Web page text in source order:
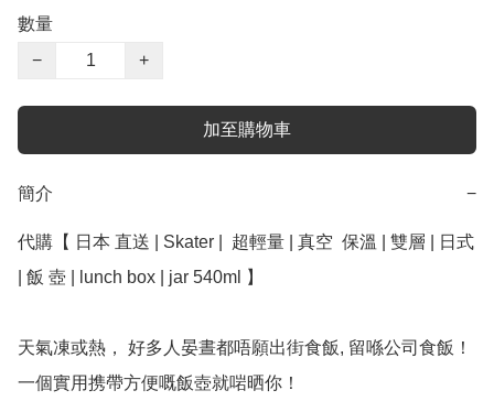
數量
−
+
加至購物車
簡介 −
代購【 日本 直送 | Skater |  超輕量 | 真空  保溫 | 雙層 | 日式
| 飯 壺 | lunch box | jar 540ml 】
天氣凍或熱， 好多人晏晝都唔願出街食飯, 留喺公司食飯！
一個實用携帶方便嘅飯壺就啱晒你！